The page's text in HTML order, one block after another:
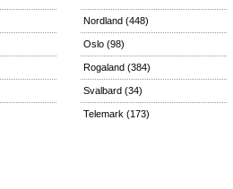
Nordland (448)
Oslo (98)
Rogaland (384)
Svalbard (34)
Telemark (173)